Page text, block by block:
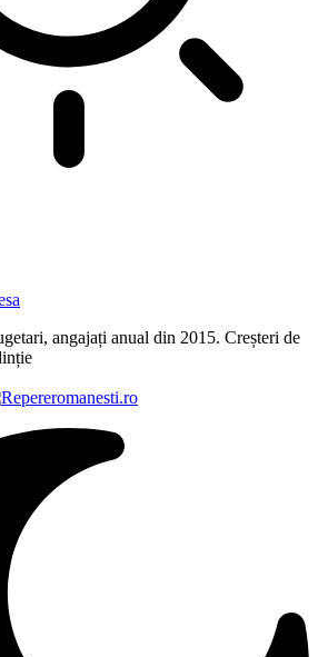
angajați anual din 2015. Creșteri de